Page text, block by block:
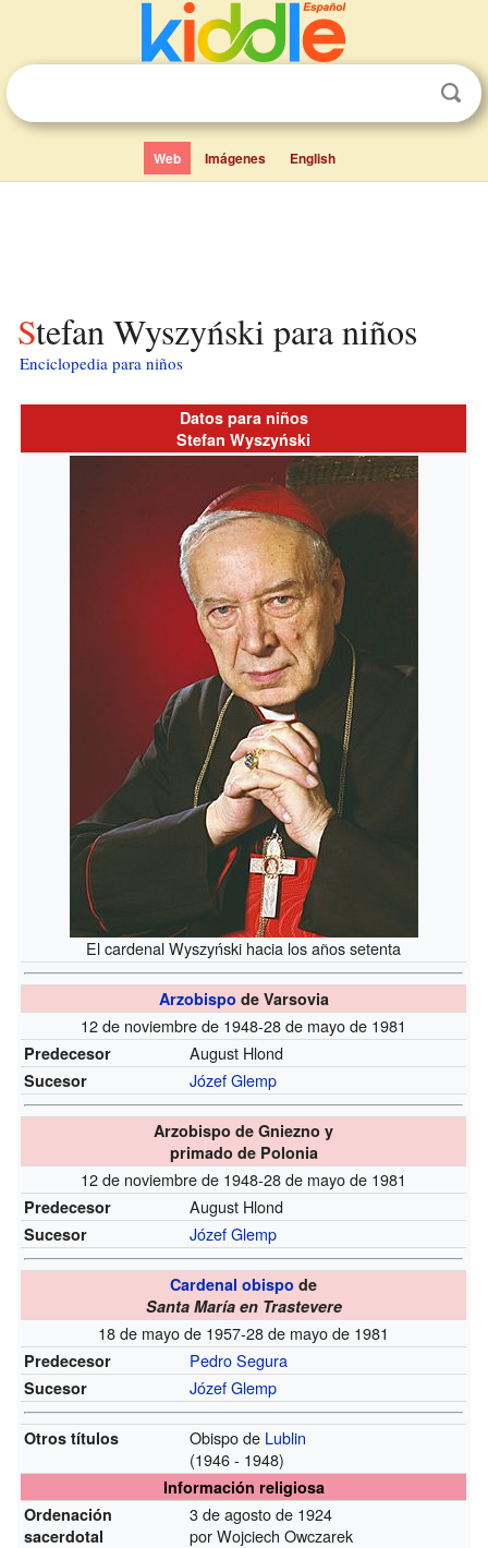
Web Imágenes English
Stefan Wyszyński para niños
Enciclopedia para niños
Datos para niños
Stefan Wyszyński
El cardenal Wyszyński hacia los años setenta
Arzobispode Varsovia
12 de noviembre de 1948-28 de mayo de 1981
Predecesor August Hlond
Sucesor Józef Glemp
Arzobispo de Gniezno y
primado de Polonia
12 de noviembre de 1948-28 de mayo de 1981
Predecesor August Hlond
Sucesor Józef Glemp
Cardenal obispo de
Santa María en Trastevere
18 de mayo de 1957-28 de mayo de 1981
Predecesor Pedro Segura
Sucesor Józef Glemp
Otros títulos Obispo de Lublin
(1946 - 1948)
Información religiosa
Ordenación
sacerdotal
3 de agosto de 1924
por Wojciech Owczarek